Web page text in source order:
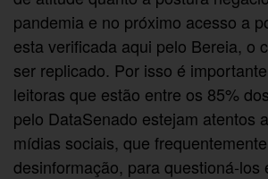
pandemia e no próximo acesso a
esta verificada aqui pelo Bereia, o
ser replicado. Por isso é
leitoras que estão entre os 85%
pelo DataSenado estejam atentos
mídias sociais, que
desinformação, para questioná-los